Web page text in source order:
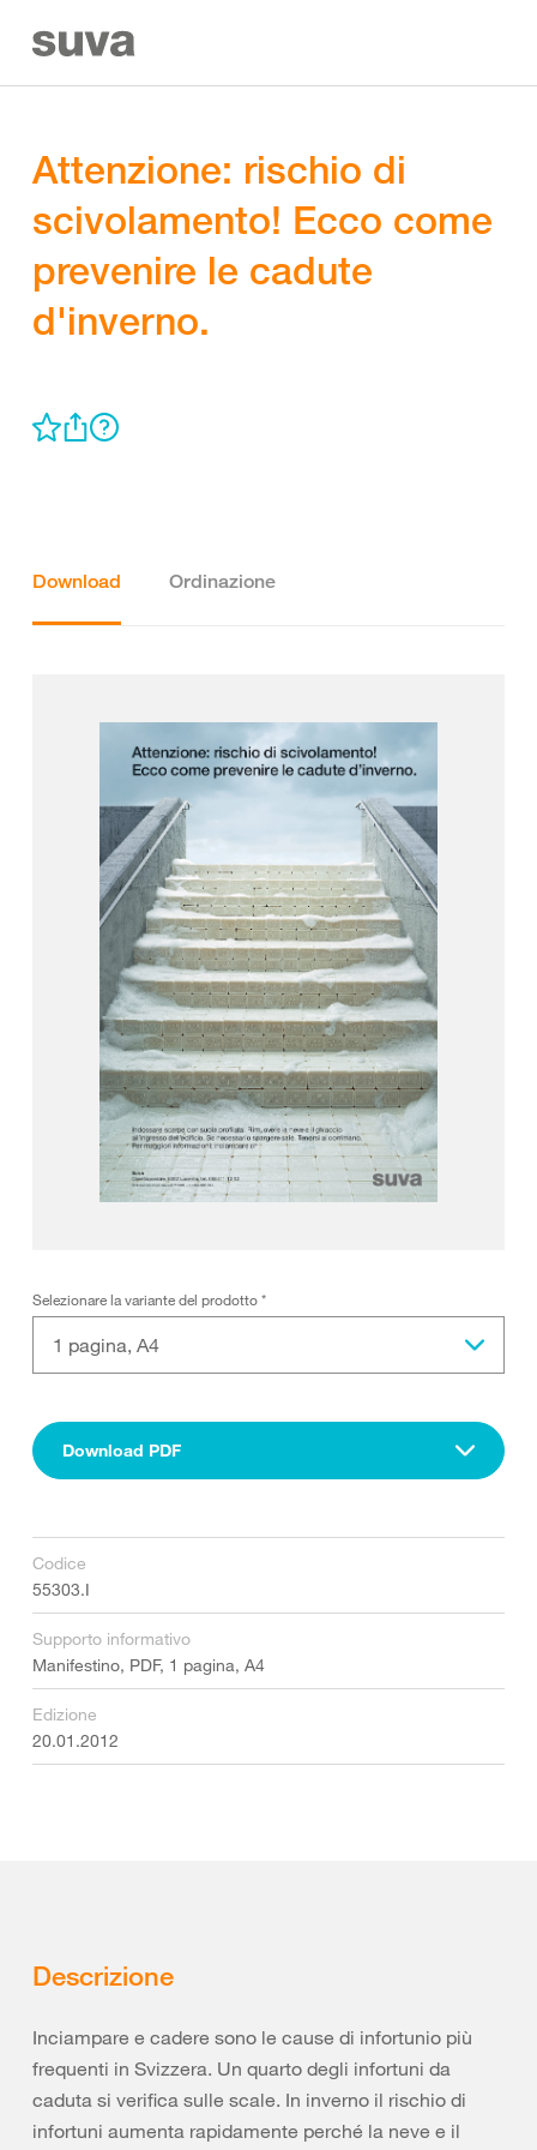
Attenzione: rischio di
scivolamento! Ecco come
prevenire le cadute
d'inverno.
Download Ordinazione
Selezionare la variante del prodotto*
1 pagina, A4
Download PDF
Codice
55303.I
Supporto informativo
Manifestino, PDF, 1 pagina, A4
Edizione
20.01.2012
Descrizione
Inciampare e cadere sono le cause di infortunio più
frequenti in Svizzera. Un quarto degli infortuni da
caduta si verifica sulle scale. In inverno il rischio di
infortuni aumenta rapidamente perché la neve e il